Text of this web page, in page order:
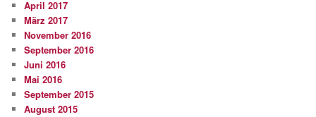
April 2017
März 2017
November 2016
September 2016
Juni 2016
Mai 2016
September 2015
August 2015